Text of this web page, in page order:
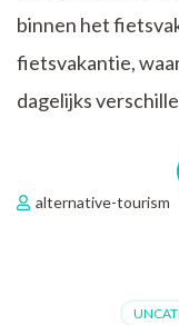
binnen het
fietsvakantie,
dagelijks
alternative-tourism